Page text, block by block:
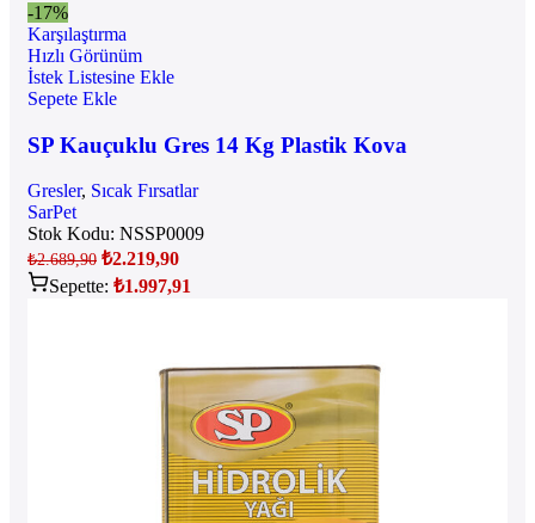
-17%
Karşılaştırma
Hızlı Görünüm
İstek Listesine Ekle
Sepete Ekle
SP Kauçuklu Gres 14 Kg Plastik Kova
Gresler, Sıcak Fırsatlar
SarPet
Stok Kodu: NSSP0009
₺2.689,90 ₺2.219,90
Sepette: ₺1.997,91